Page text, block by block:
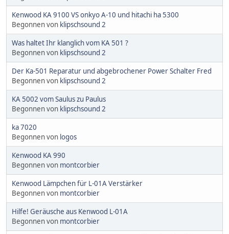
Kenwood KA 9100 VS onkyo A-10 und hitachi ha 5300
Begonnen von klipschsound 2
Was haltet Ihr klanglich vom KA 501 ?
Begonnen von klipschsound 2
Der Ka-501 Reparatur und abgebrochener Power Schalter Fred
Begonnen von klipschsound 2
KA 5002 vom Saulus zu Paulus
Begonnen von klipschsound 2
ka 7020
Begonnen von logos
Kenwood KA 990
Begonnen von montcorbier
Kenwood Lämpchen für L-01A Verstärker
Begonnen von montcorbier
Hilfe! Geräusche aus Kenwood L-01A
Begonnen von montcorbier